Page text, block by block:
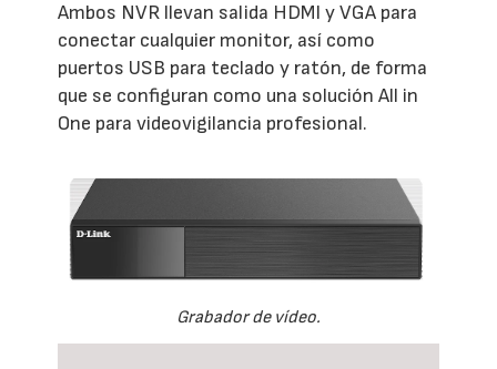
Ambos NVR llevan salida HDMI y VGA para
conectar cualquier monitor, así como
puertos USB para teclado y ratón, de forma
que se configuran como una solución All in
One para videovigilancia profesional.
Grabador de vídeo.